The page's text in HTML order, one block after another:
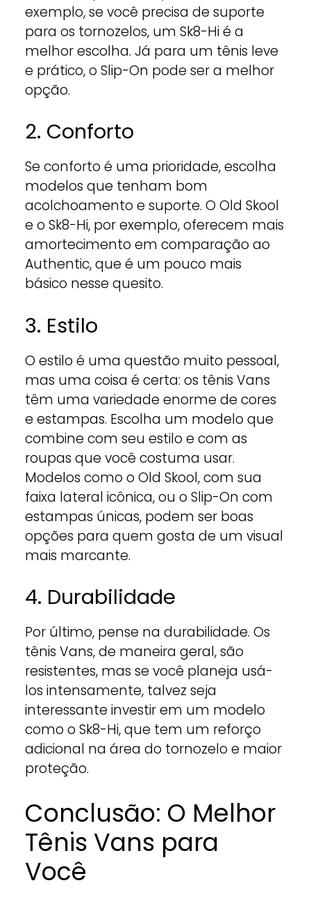
exemplo, se você precisa de suporte
para os tornozelos, um Sk8-Hi é a
melhor escolha. Já para um tênis leve
e prático, o Slip-On pode ser a melhor
opção.
2. Conforto
Se conforto é uma prioridade, escolha
modelos que tenham bom
acolchoamento e suporte. O Old Skool
e o Sk8-Hi, por exemplo, oferecem mais
amortecimento em comparação ao
Authentic, que é um pouco mais
básico nesse quesito.
3. Estilo
O estilo é uma questão muito pessoal,
mas uma coisa é certa: os tênis Vans
têm uma variedade enorme de cores
e estampas. Escolha um modelo que
combine com seu estilo e com as
roupas que você costuma usar.
Modelos como o Old Skool, com sua
faixa lateral icônica, ou o Slip-On com
estampas únicas, podem ser boas
opções para quem gosta de um visual
mais marcante.
4. Durabilidade
Por último, pense na durabilidade. Os
tênis Vans, de maneira geral, são
resistentes, mas se você planeja usá-
los intensamente, talvez seja
interessante investir em um modelo
como o Sk8-Hi, que tem um reforço
adicional na área do tornozelo e maior
proteção.
Conclusão: O Melhor
Tênis Vans para
Você